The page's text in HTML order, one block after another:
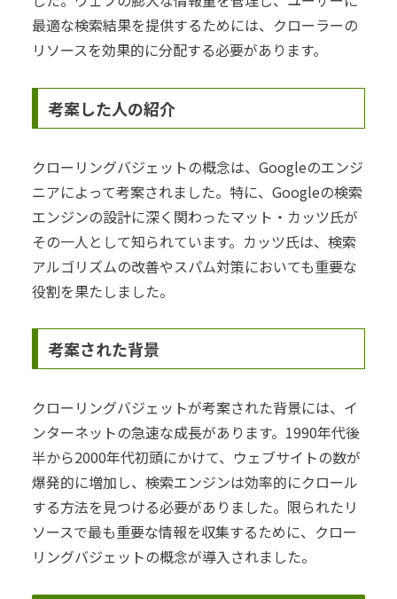
最適な検索結果を提供するためには、クローラーの
リソースを効果的に分配する必要があります。
考案した人の紹介
クローリングバジェットの概念は、Googleのエンジ
ニアによって考案されました。特に、Googleの検索
エンジンの設計に深く関わったマット・カッツ氏が
その一人として知られています。カッツ氏は、検索
アルゴリズムの改善やスパム対策においても重要な
役割を果たしました。
考案された背景
クローリングバジェットが考案された背景には、イ
ンターネットの急速な成長があります。1990年代後
半から2000年代初頭にかけて、ウェブサイトの数が
爆発的に増加し、検索エンジンは効率的にクロール
する方法を見つける必要がありました。限られたリ
ソースで最も重要な情報を収集するために、クロー
リングバジェットの概念が導入されました。